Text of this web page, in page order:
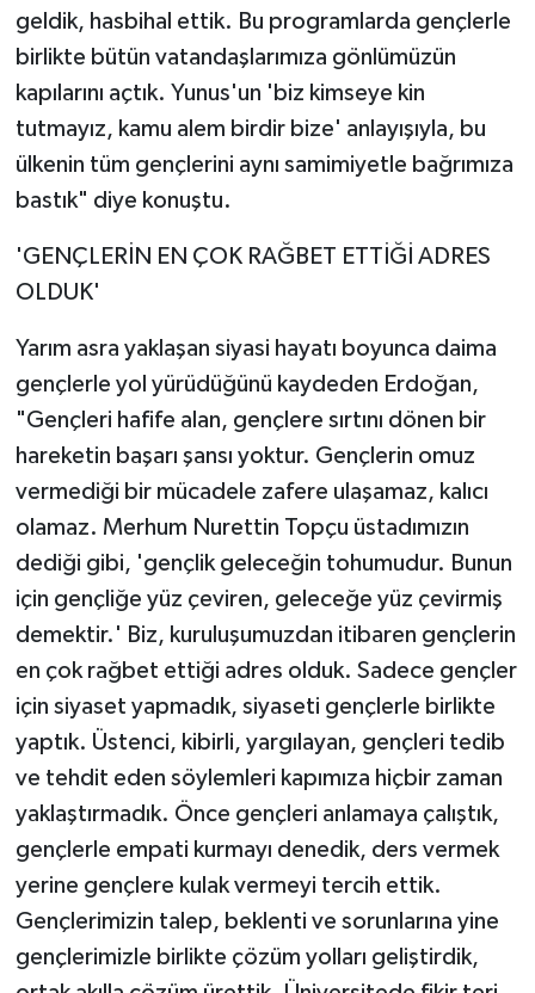
geldik, hasbihal ettik. Bu programlarda gençlerle
birlikte bütün vatandaşlarımıza gönlümüzün
kapılarını açtık. Yunus'un 'biz kimseye kin
tutmayız, kamu alem birdir bize' anlayışıyla, bu
ülkenin tüm gençlerini aynı samimiyetle bağrımıza
bastık" diye konuştu.
'GENÇLERİN EN ÇOK RAĞBET ETTİĞİ ADRES
OLDUK'
Yarım asra yaklaşan siyasi hayatı boyunca daima
gençlerle yol yürüdüğünü kaydeden Erdoğan,
"Gençleri hafife alan, gençlere sırtını dönen bir
hareketin başarı şansı yoktur. Gençlerin omuz
vermediği bir mücadele zafere ulaşamaz, kalıcı
olamaz. Merhum Nurettin Topçu üstadımızın
dediği gibi, 'gençlik geleceğin tohumudur. Bunun
için gençliğe yüz çeviren, geleceğe yüz çevirmiş
demektir.' Biz, kuruluşumuzdan itibaren gençlerin
en çok rağbet ettiği adres olduk. Sadece gençler
için siyaset yapmadık, siyaseti gençlerle birlikte
yaptık. Üstenci, kibirli, yargılayan, gençleri tedib
ve tehdit eden söylemleri kapımıza hiçbir zaman
yaklaştırmadık. Önce gençleri anlamaya çalıştık,
gençlerle empati kurmayı denedik, ders vermek
yerine gençlere kulak vermeyi tercih ettik.
Gençlerimizin talep, beklenti ve sorunlarına yine
gençlerimizle birlikte çözüm yolları geliştirdik,